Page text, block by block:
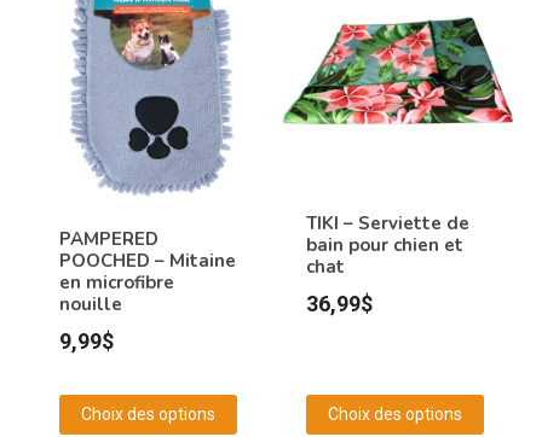
PAMPERED
POOCHED – Mitaine
en microfibre
nouille
9,99$
Choix des options
TIKI – Serviette de
bain pour chien et
chat
36,99$
Choix des options